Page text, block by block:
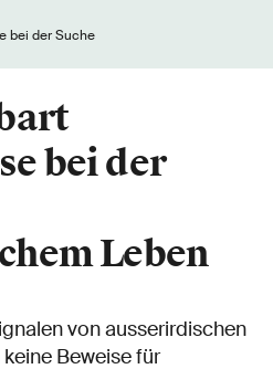
bei der
Leben
von ausserirdischen
Beweise für